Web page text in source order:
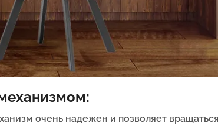
очень надежен и позволяет